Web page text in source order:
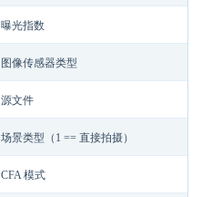
曝光指数
图像传感器类型
源文件
场景类型（1 == 直接拍摄）
CFA 模式